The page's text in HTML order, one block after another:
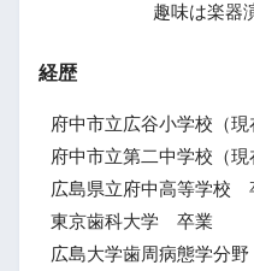
趣味は楽器
経歴
府中市立広谷小学校（
府中市立第二中学校（
広島県立府中高等学校
東京歯科大学 卒業
広島大学歯周病態学分